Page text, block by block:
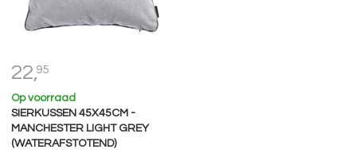
22,95
Op voorraad
SIERKUSSEN 45X45CM -
MANCHESTER LIGHT GREY
(WATERAFSTOTEND)